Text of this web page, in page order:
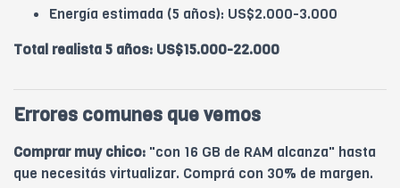
Energía estimada (5 años): US$2.000-3.000
Total realista 5 años: US$15.000-22.000
Errores comunes que vemos
Comprar muy chico: "con 16 GB de RAM alcanza" hasta
que necesitás virtualizar. Comprá con 30% de margen.